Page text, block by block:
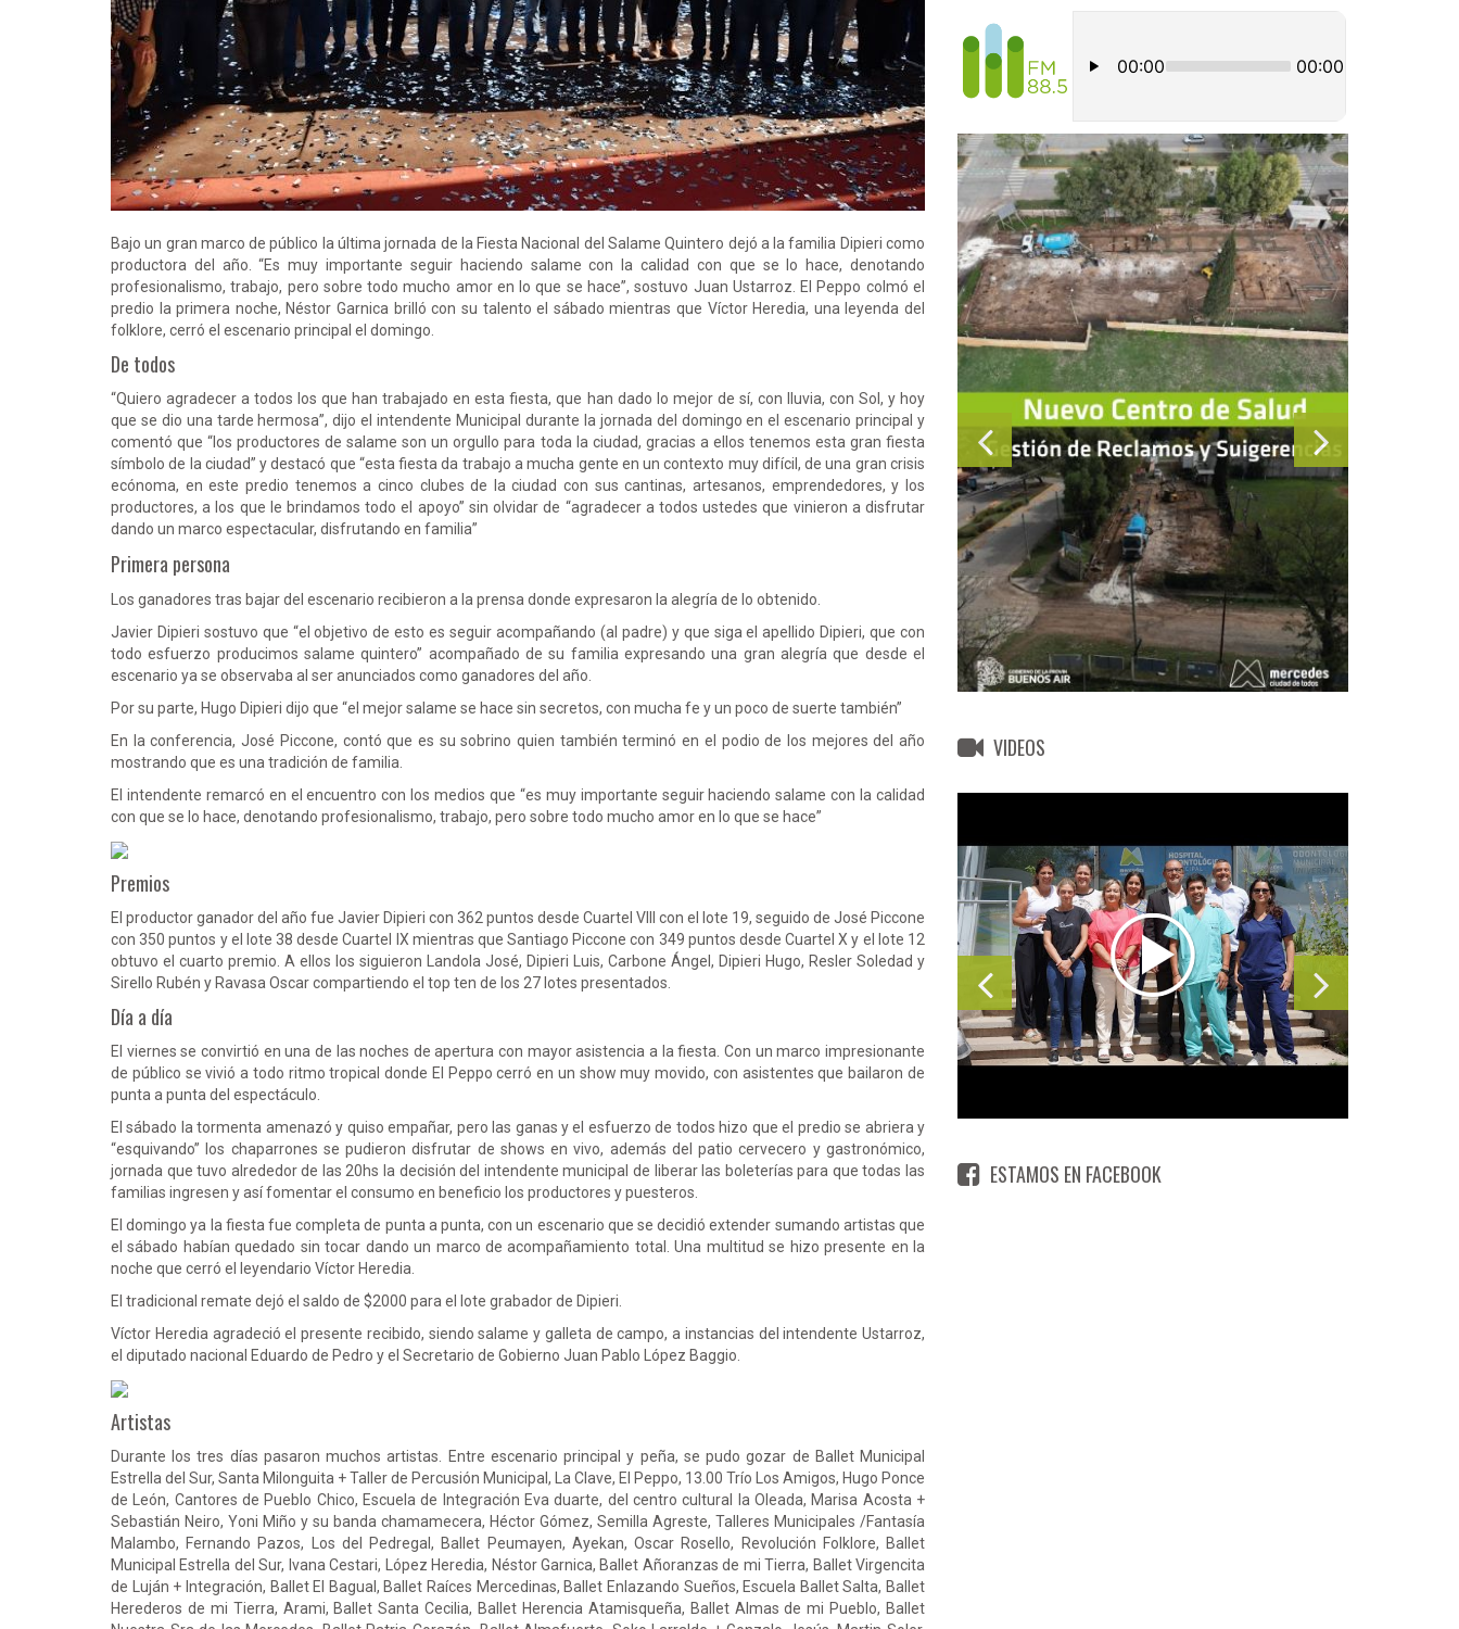
Bajo un gran marco de público la última jornada de la Fiesta Nacional del Salame Quintero dejó a la familia Dipieri como
productora del año. “Es muy importante seguir haciendo salame con la calidad con que se lo hace, denotando
profesionalismo, trabajo, pero sobre todo mucho amor en lo que se hace”, sostuvo Juan Ustarroz. El Peppo colmó el
predio la primera noche, Néstor Garnica brilló con su talento el sábado mientras que Víctor Heredia, una leyenda del
folklore, cerró el escenario principal el domingo.
De todos
“Quiero agradecer a todos los que han trabajado en esta fiesta, que han dado lo mejor de sí, con lluvia, con Sol, y hoy
que se dio una tarde hermosa”, dijo el intendente Municipal durante la jornada del domingo en el escenario principal y
comentó que “los productores de salame son un orgullo para toda la ciudad, gracias a ellos tenemos esta gran fiesta
símbolo de la ciudad” y destacó que “esta fiesta da trabajo a mucha gente en un contexto muy difícil, de una gran crisis
ecónoma, en este predio tenemos a cinco clubes de la ciudad con sus cantinas, artesanos, emprendedores, y los
productores, a los que le brindamos todo el apoyo” sin olvidar de “agradecer a todos ustedes que vinieron a disfrutar
dando un marco espectacular, disfrutando en familia”
Primera persona
Los ganadores tras bajar del escenario recibieron a la prensa donde expresaron la alegría de lo obtenido.
Javier Dipieri sostuvo que “el objetivo de esto es seguir acompañando (al padre) y que siga el apellido Dipieri, que con
todo esfuerzo producimos salame quintero” acompañado de su familia expresando una gran alegría que desde el
escenario ya se observaba al ser anunciados como ganadores del año.
Por su parte, Hugo Dipieri dijo que “el mejor salame se hace sin secretos, con mucha fe y un poco de suerte también”
En la conferencia, José Piccone, contó que es su sobrino quien también terminó en el podio de los mejores del año
mostrando que es una tradición de familia.
El intendente remarcó en el encuentro con los medios que “es muy importante seguir haciendo salame con la calidad
con que se lo hace, denotando profesionalismo, trabajo, pero sobre todo mucho amor en lo que se hace”
Premios
El productor ganador del año fue Javier Dipieri con 362 puntos desde Cuartel VIII con el lote 19, seguido de José Piccone
con 350 puntos y el lote 38 desde Cuartel IX mientras que Santiago Piccone con 349 puntos desde Cuartel X y el lote 12
obtuvo el cuarto premio. A ellos los siguieron Landola José, Dipieri Luis, Carbone Ángel, Dipieri Hugo, Resler Soledad y
Sirello Rubén y Ravasa Oscar compartiendo el top ten de los 27 lotes presentados.
Día a día
El viernes se convirtió en una de las noches de apertura con mayor asistencia a la fiesta. Con un marco impresionante
de público se vivió a todo ritmo tropical donde El Peppo cerró en un show muy movido, con asistentes que bailaron de
punta a punta del espectáculo.
El sábado la tormenta amenazó y quiso empañar, pero las ganas y el esfuerzo de todos hizo que el predio se abriera y
“esquivando” los chaparrones se pudieron disfrutar de shows en vivo, además del patio cervecero y gastronómico,
jornada que tuvo alrededor de las 20hs la decisión del intendente municipal de liberar las boleterías para que todas las
familias ingresen y así fomentar el consumo en beneficio los productores y puesteros.
El domingo ya la fiesta fue completa de punta a punta, con un escenario que se decidió extender sumando artistas que
el sábado habían quedado sin tocar dando un marco de acompañamiento total. Una multitud se hizo presente en la
noche que cerró el leyendario Víctor Heredia.
El tradicional remate dejó el saldo de $2000 para el lote grabador de Dipieri.
Víctor Heredia agradeció el presente recibido, siendo salame y galleta de campo, a instancias del intendente Ustarroz,
el diputado nacional Eduardo de Pedro y el Secretario de Gobierno Juan Pablo López Baggio.
Artistas
Durante los tres días pasaron muchos artistas. Entre escenario principal y peña, se pudo gozar de Ballet Municipal
Estrella del Sur, Santa Milonguita + Taller de Percusión Municipal, La Clave, El Peppo, 13.00 Trío Los Amigos, Hugo Ponce
de León, Cantores de Pueblo Chico, Escuela de Integración Eva duarte, del centro cultural la Oleada, Marisa Acosta +
Sebastián Neiro, Yoni Miño y su banda chamamecera, Héctor Gómez, Semilla Agreste, Talleres Municipales /Fantasía
Malambo, Fernando Pazos, Los del Pedregal, Ballet Peumayen, Ayekan, Oscar Rosello, Revolución Folklore, Ballet
Municipal Estrella del Sur, Ivana Cestari, López Heredia, Néstor Garnica, Ballet Añoranzas de mi Tierra, Ballet Virgencita
de Luján + Integración, Ballet El Bagual, Ballet Raíces Mercedinas, Ballet Enlazando Sueños, Escuela Ballet Salta, Ballet
Herederos de mi Tierra, Arami, Ballet Santa Cecilia, Ballet Herencia Atamisqueña, Ballet Almas de mi Pueblo, Ballet
VIDEOS
ESTAMOS EN FACEBOOK